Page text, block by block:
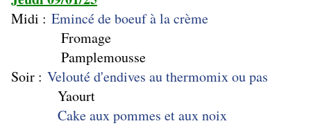
Midi : Emincé de boeuf à la crème
Fromage
Pamplemousse
Soir : Velouté d'endives au thermomix ou pas
Yaourt
Cake aux pommes et aux noix